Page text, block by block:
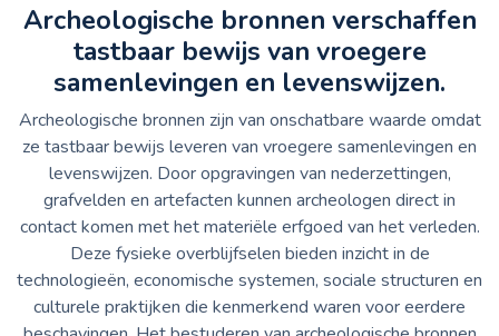
Archeologische bronnen verschaffen
tastbaar bewijs van vroegere
samenlevingen en levenswijzen.
Archeologische bronnen zijn van onschatbare waarde omdat
ze tastbaar bewijs leveren van vroegere samenlevingen en
levenswijzen. Door opgravingen van nederzettingen,
grafvelden en artefacten kunnen archeologen direct in
contact komen met het materiële erfgoed van het verleden.
Deze fysieke overblijfselen bieden inzicht in de
technologieën, economische systemen, sociale structuren en
culturele praktijken die kenmerkend waren voor eerdere